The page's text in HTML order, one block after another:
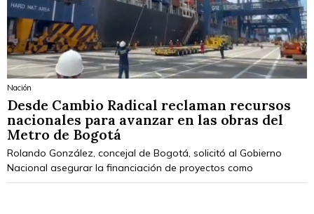
Nación
Desde Cambio Radical reclaman recursos
nacionales para avanzar en las obras del
Metro de Bogotá
Rolando González, concejal de Bogotá, solicitó al Gobierno
Nacional asegurar la financiación de proyectos como